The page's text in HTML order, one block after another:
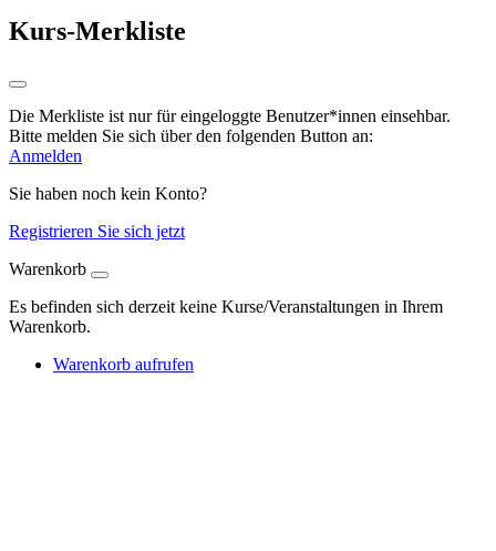
Kurs-Merkliste
Die Merkliste ist nur für eingeloggte Benutzer*innen einsehbar.
Bitte melden Sie sich über den folgenden Button an:
Anmelden
Sie haben noch kein Konto?
Registrieren Sie sich jetzt
Warenkorb
Es befinden sich derzeit keine Kurse/Veranstaltungen in Ihrem
Warenkorb.
Warenkorb aufrufen